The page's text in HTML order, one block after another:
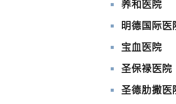
养和医院
明德国际医
宝血医院
圣保禄医院
圣德肋撒医